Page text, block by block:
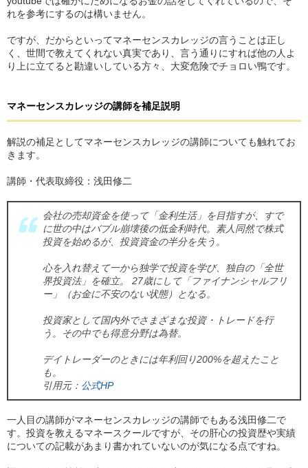
れを参考にするのは構いません。
ですが、だからといってマネーセンスカレッジの言うことは正し
く、世間で教えてくれない真実であり、言う通りにすれば他の人よ
り上に立てると勘違いしている方々、大変危険でチョロい鴨です。
マネーセンスカレッジの講師を補足説明
解説の補足としてマネーセンスカレッジの講師についても触れてお
きます。
講師・代表取締役：浅田修二
会社の売却資金を使って「金利生活」を目指すが、すで
に世の中はバブル崩壊後の低金利時代。素人同然で株式
投資を始めるが、投資資金の半分を失う。
心を入れ替えて一から独学で投資を学び、独自の「全世
界投資法」を確立。 27歳にして「ファイナンシャルフリ
ー」（お金に不安のない状態）となる。
投資家として国内外でさまざまな投資・トレードを行
う。その中でも得意分野は為替。
デイトレーダーのときには年利回り200%を超えたこと
も。
引用元： 公式HP
一人目の講師がマネーセンスカレッジの講師でもある浅田修二で
す。投資を教えるマネースクールですが、その肝心の投資歴や実績
についての記載があまり書かれていないのが気になる点ですね。